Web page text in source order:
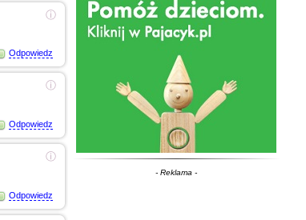
ⓘ
Odpowiedz
ⓘ
Odpowiedz
ⓘ
Odpowiedz
- Reklama -